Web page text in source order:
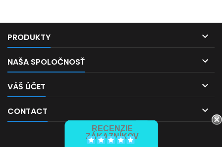
PRODUKTY 
NAŠA SPOLOČNOSŤ 
VÁŠ ÚČET 
CONTACT 
RECENZIE
ZÁKAZNÍKOV